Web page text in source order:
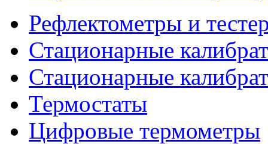
Рефлектометры и
Стационарные
Стационарные
Термостаты
Цифровые термометры